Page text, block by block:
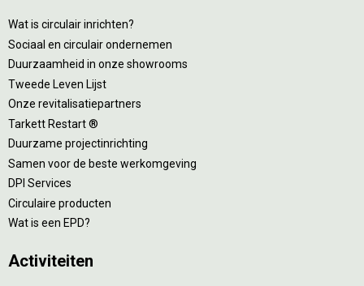
Wat is circulair inrichten?
Sociaal en circulair ondernemen
Duurzaamheid in onze showrooms
Tweede Leven Lijst
Onze revitalisatiepartners
Tarkett Restart ®
Duurzame projectinrichting
Samen voor de beste werkomgeving
DPI Services
Circulaire producten
Wat is een EPD?
Activiteiten